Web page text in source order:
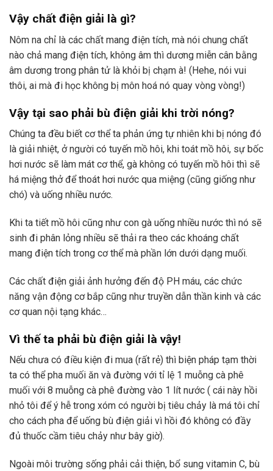
Vậy chất điện giải là gì?
Nôm na chỉ là các chất mang điện tích, mà nói chung chất
nào chả mang điện tích, không âm thì dương miễn cân bằng
âm dương trong phân tử là khỏi bị chạm à! (Hehe, nói vui
thôi, ai mà đi học không bị môn hoá nó quay vòng vòng!)
Vậy tại sao phải bù điện giải khi trời nóng?
Chúng ta đều biết cơ thể ta phản ứng tự nhiên khi bị nóng đó
là giải nhiệt, ở người có tuyến mồ hôi, khi toát mồ hôi, sự bốc
hơi nước sẽ làm mát cơ thể, gà không có tuyến mồ hôi thì sẽ
há miệng thở để thoát hơi nước qua miệng (cũng giống như
chó) và uống nhiều nước.
Khi ta tiết mồ hôi cũng như con gà uống nhiều nước thì nó sẽ
sinh đi phân lỏng nhiều sẽ thải ra theo các khoáng chất
mang điện tích trong cơ thể mà phần lớn dưới dạng muối.
Các chất điện giải ảnh hưởng đến độ PH máu, các chức
năng vận động cơ bắp cũng như truyền dẫn thần kinh và các
cơ quan nội tạng khác…
Vì thế ta phải bù điện giải là vậy!
Nếu chưa có điều kiện đi mua (rất rẻ) thì biện pháp tạm thời
ta có thể pha muối ăn và đường với tỉ lệ 1 muỗng cà phê
muối với 8 muỗng cà phê đường vào 1 lít nước ( cái này hồi
nhỏ tôi để ý hễ trong xóm có người bị tiêu chảy là má tôi chỉ
cho cách pha để uống bù điện giải vì hồi đó không có đầy
đủ thuốc cầm tiêu chảy như bây giờ).
Ngoài môi trường sống phải cải thiện, bổ sung vitamin C, bù